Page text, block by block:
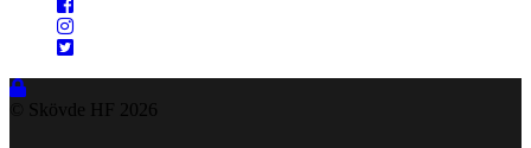
© Skövde HF 2026